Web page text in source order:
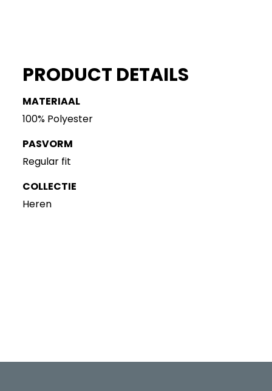
PRODUCT DETAILS
MATERIAAL
100% Polyester
PASVORM
Regular fit
COLLECTIE
Heren